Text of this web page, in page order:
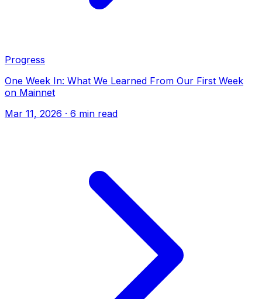
Progress
One Week In: What We Learned From Our First Week
on Mainnet
Mar 11, 2026 · 6 min read